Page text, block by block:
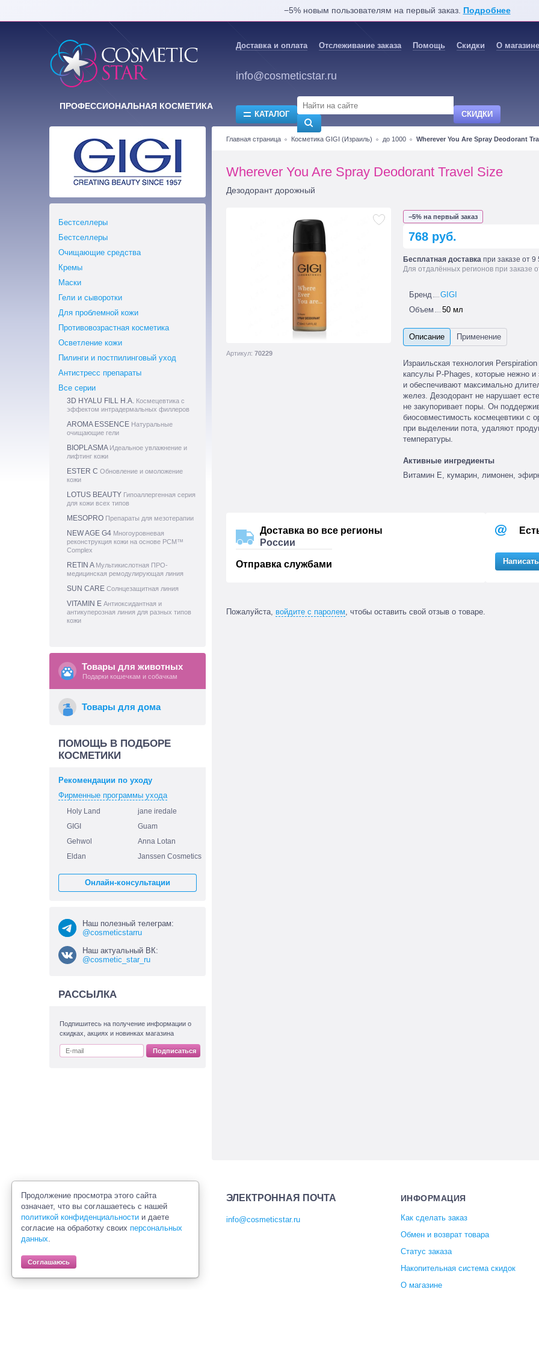
−5% новым пользователям на первый заказ. Подробнее
ПРОФЕССИОНАЛЬНАЯ КОСМЕТИКА
Доставка и оплата Отслеживание заказа Помощь Скидки О магазине
info@cosmeticstar.ru
КАТАЛОГ СКИДКИ
Главная страница Косметика GIGI (Израиль) до 1000 Wherever You Are Spray Deodorant
Wherever You Are Spray Deodorant Travel Size
Дезодорант дорожный
Артикул: 70229
−5% на первый заказ
768 руб.
Бесплатная доставка при заказе от 9
Для отдалённых регионов при заказе
Бренд
GIGI
Объем
50 мл
Израильская технология
капсулы P-Phages, которые нежно
и обеспечивают максимально
желез. Дезодорант не нарушает
не закупоривает поры. Он
биосовместимость космецевтики с
при выделении пота, удаляют
температуры.
Активные ингредиенты
Витамин Е, кумарин, лимонен,
Доставка во все регионы
России
Отправка службами
Пожалуйста, войдите с паролем, чтобы оставить свой отзыв о товаре.
Бестселлеры
Бестселлеры
Очищающие средства
Кремы
Маски
Гели и сыворотки
Для проблемной кожи
Противовозрастная косметика
Осветление кожи
Пилинги и постпилинговый уход
Антистресс препараты
Все серии
3D HYALU FILL H.A. Космецевтика с
эффектом интрадермальных филлеров
AROMA ESSENCE Натуральные
очищающие гели
BIOPLASMA Идеальное увлажнение и
лифтинг кожи
ESTER C Обновление и омоложение
кожи
LOTUS BEAUTY Гипоаллергенная серия
для кожи всех типов
MESOPRO Препараты для мезотерапии
NEW AGE G4 Многоуровневая
реконструкция кожи на основе PCM™
Complex
RETIN A Мультикислотная ПРО-
медицинская ремодулирующая линия
SUN CARE Солнцезащитная линия
VITAMIN E Антиоксидантная и
антикуперозная линия для разных типов
кожи
Товары для животных
Подарки кошечкам и собачкам
Товары для дома
ПОМОЩЬ В ПОДБОРЕ
КОСМЕТИКИ
Рекомендации по уходу
Фирменные программы ухода
Holy Land
jane iredale
GIGI
Guam
Gehwol
Anna Lotan
Eldan
Janssen Cosmetics
Онлайн-консультации
Наш полезный телеграм:
@cosmeticstarru
Наш актуальный ВК:
@cosmetic_star_ru
РАССЫЛКА
Подпишитесь на получение информации о
скидках, акциях и новинках магазина
Подписаться
Политика конфиденциальности
данных
ЭЛЕКТРОННАЯ ПОЧТА
info@cosmeticstar.ru
ИНФОРМАЦИЯ
Как сделать заказ
Обмен и возврат товара
Статус заказа
Накопительная система скидок
О магазине
Продолжение просмотра этого сайта
означает, что вы соглашаетесь с нашей
политикой конфиденциальности и даете
согласие на обработку своих персональных
данных.
Соглашаюсь